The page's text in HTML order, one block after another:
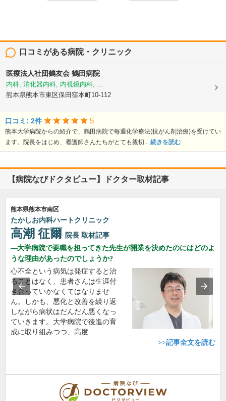
口コミがある病院・クリニック
医療法人社団鶴友会 鶴田病院
内科, 消化器内科, 内視鏡内科, ...
熊本県熊本市東区保田窪本町10-112
口コミ: 2件 5
熊本大学病院からの紹介で、鶴田病院で毎週化学療法(抗がん剤治療)を受けてい
ます。院長をはじめ、看護師さんたちがとても親切... 続きを読む
【病院なびドクタビュー】ドクター取材記事
熊本県熊本市南区
たかしお内科ハートクリニック
高潮 征爾 院長 取材記事
大学病院で要職を担ってきた先生が開業を決めたのにはどのよ
うな理由があったのでしょうか?
心不全という病気は発症すると治
ることはなく、患者さんは生涯付
き合っていかなくてはなりませ
ん。しかも、悪化と改善を繰り返
しながら病状はだんだん悪くなっ
ていきます。大学病院で後進の育
成に取り組みつつ、高度…
>>記事全文を読む